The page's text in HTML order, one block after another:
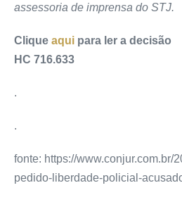
assessoria de imprensa do STJ.
Clique aqui para ler a decisão
HC 716.633
.
.
fonte: https://www.conjur.com.br/
pedido-liberdade-policial-